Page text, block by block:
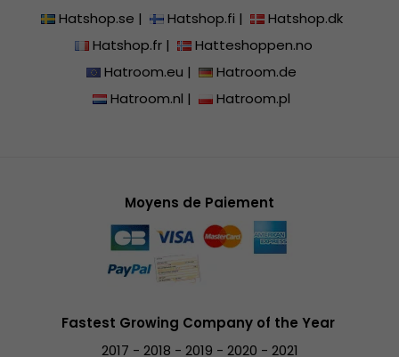
Hatshop.se | Hatshop.fi |
Hatshop.dk
Hatshop.fr|
Hatteshoppen.no
Hatroom.eu |
Hatroom.de
Hatroom.nl | Hatroom.pl
Moyens de Paiement
Fastest Growing Company of the Year
2017 - 2018 - 2019 - 2020 - 2021